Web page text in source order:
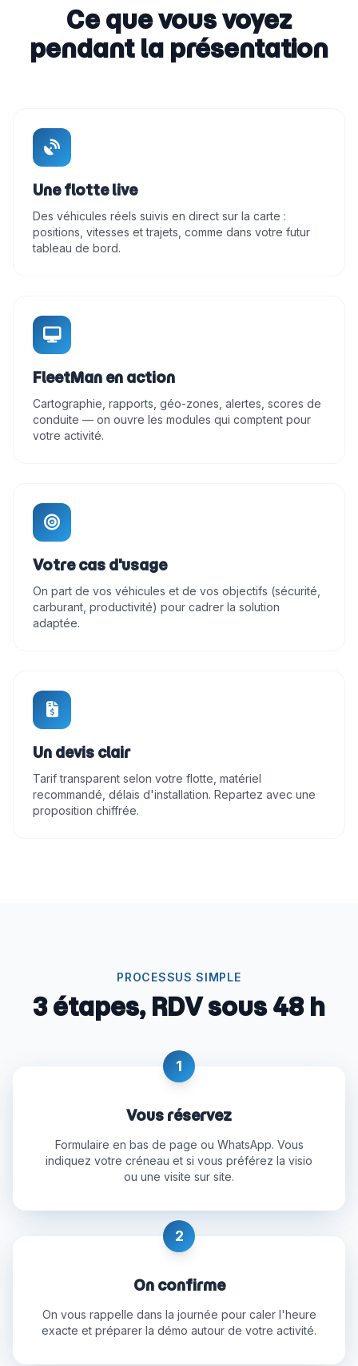
Ce que vous voyez
pendant la présentation
Une flotte live
Des véhicules réels suivis en direct sur la carte :
positions, vitesses et trajets, comme dans votre futur
tableau de bord.
FleetMan en action
Cartographie, rapports, géo-zones, alertes, scores de
conduite — on ouvre les modules qui comptent pour
votre activité.
Votre cas d'usage
On part de vos véhicules et de vos objectifs (sécurité,
carburant, productivité) pour cadrer la solution
adaptée.
Un devis clair
Tarif transparent selon votre flotte, matériel
recommandé, délais d'installation. Repartez avec une
proposition chiffrée.
PROCESSUS SIMPLE
3 étapes, RDV sous 48 h
1
Vous réservez
Formulaire en bas de page ou WhatsApp. Vous
indiquez votre créneau et si vous préférez la visio
ou une visite sur site.
2
On confirme
On vous rappelle dans la journée pour caler l'heure
exacte et préparer la démo autour de votre activité.